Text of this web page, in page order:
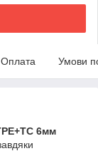
Оплата Умови
6мм